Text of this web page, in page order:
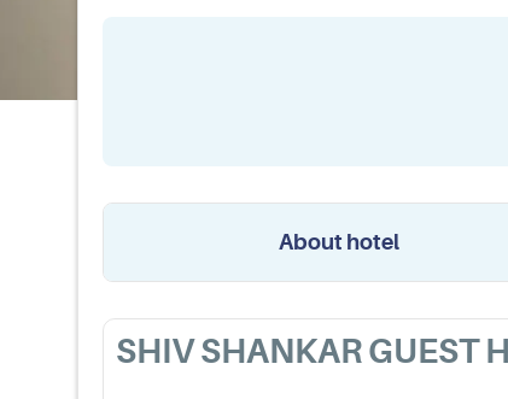
About hotel
SHIV SHANKAR GUEST